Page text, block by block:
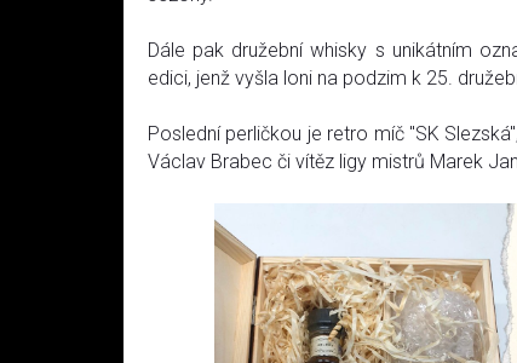
Dále pak družební whisky s unikátním
edici, jenž vyšla loni na podzim k 25.
Poslední perličkou je retro míč "SK
Václav Brabec či vítěz ligy mistrů Marek